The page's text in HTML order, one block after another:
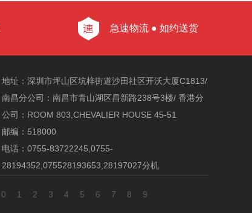
急速物流 ● 如约送货
地址：深圳市坪山区坑梓街道沙田社区开沃大厦C1813/
南昌分公司：南昌市青山湖区昌新路238号3楼/ 香港分
公司：ROOM 803,CHEVALIER HOUSE 45-51
邮编：518000
电话：0755-83722245,0755-
28194352,075528193653,28197027分机
86227604
传真：0755-28197027分机807
0 1 2 3 4 5 6 7 8
9